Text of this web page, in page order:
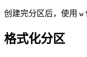
创建完分区后，使用 w
格式化分区